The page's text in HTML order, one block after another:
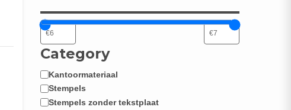
Category
Categorie
Kantoormateriaal
Stempels
Stempels zonder tekstplaat